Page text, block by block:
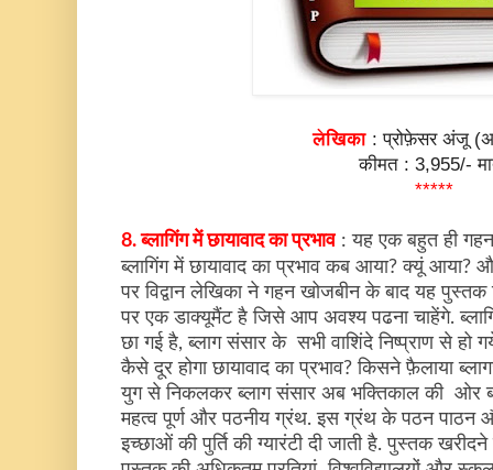
लेखिका : प्रोफ़ेसर अंजू
कीमत : 3,955/-
*****
8. ब्लागिंग में छायावाद का प्रभाव : यह एक बहुत ही
ब्लागिंग में छायावाद का प्रभाव कब आया? क्यूं आया?
पर विद्वान लेखिका ने गहन खोजबीन के बाद यह
पर एक डाक्यूमैंट है जिसे आप अवश्य पढना चाहेंगे.
छा गई है, ब्लाग संसार के सभी वाशिंदे निष्प्राण से हो
कैसे दूर होगा छायावाद का प्रभाव? किसने फ़ैलाया
युग से निकलकर ब्लाग संसार अब भक्तिकाल की ओर
महत्व पूर्ण और पठनीय ग्रंथ. इस ग्रंथ के पठन
इच्छाओं की पुर्ति की ग्यारंटी दी जाती है. पुस्तक